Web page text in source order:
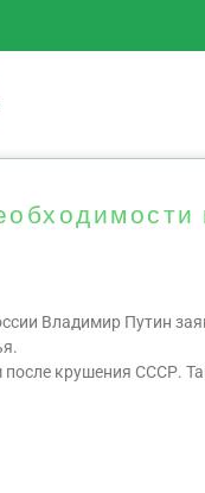
Владимир Путин
крушения СССР.